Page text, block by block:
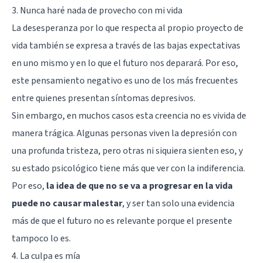
3. Nunca haré nada de provecho con mi vida
La desesperanza por lo que respecta al propio proyecto de
vida también se expresa a través de las bajas expectativas
en uno mismo y en lo que el futuro nos deparará. Por eso,
este pensamiento negativo es uno de los más frecuentes
entre quienes presentan síntomas depresivos.
Sin embargo, en muchos casos esta creencia no es vivida de
manera trágica. Algunas personas viven la depresión con
una profunda tristeza, pero otras ni siquiera sienten eso, y
su estado psicológico tiene más que ver con la indiferencia.
Por eso, la idea de que no se va a progresar en la vida
puede no causar malestar, y ser tan solo una evidencia
más de que el futuro no es relevante porque el presente
tampoco lo es.
4. La culpa es mía